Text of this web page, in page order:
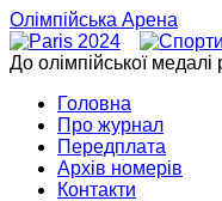
Олімпійська Арена
До олімпійської
Головна
Про журнал
Передплата
Архів номерів
Контакти